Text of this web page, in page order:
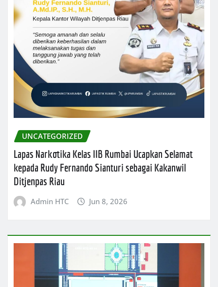
UNCATEGORIZED
Lapas Narkotika Kelas IIB Rumbai Ucapkan Selamat
kepada Rudy Fernando Sianturi sebagai Kakanwil
Ditjenpas Riau
Admin HTC Jun 8, 2026